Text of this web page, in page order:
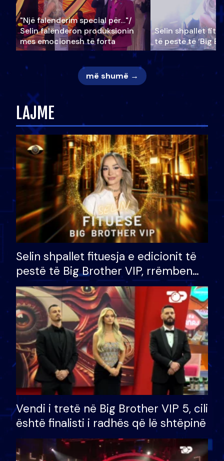
"Një falenderim special për…"/
Selin falënderon produksionin
mes emocionesh të forta
Selin shpallet
të pestë të ‘Big
më shumë →
LAJME
Selin shpallet fituesja e edicionit të
pestë të Big Brother VIP, rrëmben
çmimin e madh prej 100 mijë eurosh
Vendi i tretë në Big Brother VIP 5, cili
është finalisti i radhës që lë shtëpinë